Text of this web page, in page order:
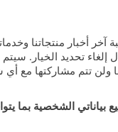
آخر أخبار منتجاتنا
إلغاء تحديد الخيار.
ولن تتم مشاركتها مع
بياناتي الشخصية بما